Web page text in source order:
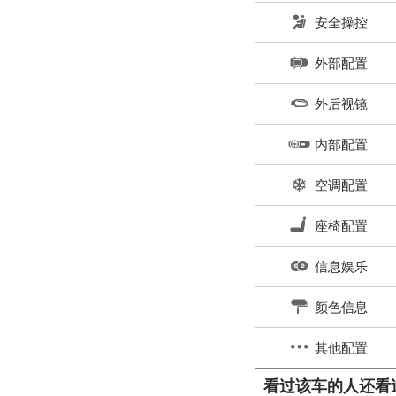
安全操控
外部配置
外后视镜
内部配置
空调配置
座椅配置
信息娱乐
颜色信息
其他配置
看过该车的人还看